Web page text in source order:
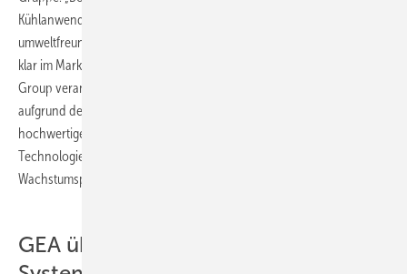
Kühlanwendungen und ergänzt auch unsere Technologiebasis für
umweltfreundliche Lösungsangebote mit natürlichen Kältemitteln, die
klar im Markttrend liegen.“ Niels Graugaard, im Vorstand der GEA
Group verantwortlich für den Prozesstechnikbereich, zeigt sich
aufgrund der Erweiterung des GEA Sortiments um die qualitativ
hochwertigen Produkte von Bock zuversichtlich: „GEA Refrigeration
Technologies wird weltweit gemeinsam mit Bock interessante
Wachstumspotentiale erschließen können.“
GEA übernimmt Convenience Food